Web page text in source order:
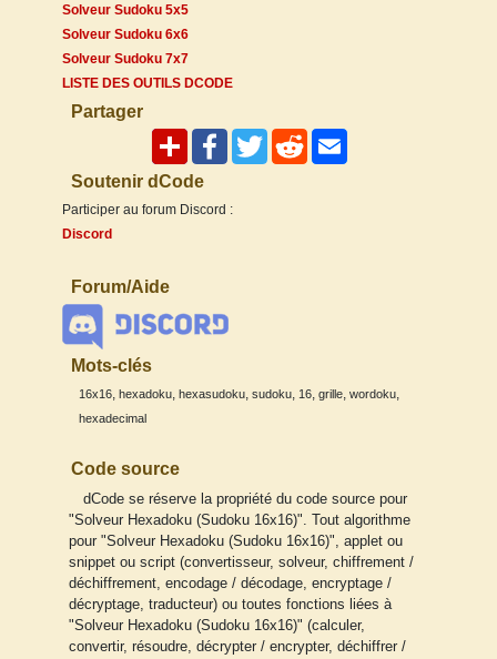
Solveur Sudoku 5x5
Solveur Sudoku 6x6
Solveur Sudoku 7x7
LISTE DES OUTILS DCODE
Partager
Soutenir dCode
Participer au forum Discord :
Discord
Forum/Aide
Mots-clés
16x16, hexadoku, hexasudoku, sudoku, 16, grille, wordoku,
hexadecimal
Code source
dCode se réserve la propriété du code source pour
"Solveur Hexadoku (Sudoku 16x16)". Tout algorithme
pour "Solveur Hexadoku (Sudoku 16x16)", applet ou
snippet ou script (convertisseur, solveur, chiffrement /
déchiffrement, encodage / décodage, encryptage /
décryptage, traducteur) ou toutes fonctions liées à
"Solveur Hexadoku (Sudoku 16x16)" (calculer,
convertir, résoudre, décrypter / encrypter, déchiffrer /